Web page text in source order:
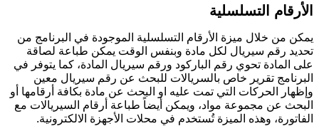
الأرقام التسلسلية
يمكن من خلال ميزة الأرقام التسلسلية الموجودة في البرنامج من
تحديد رقم سيريال لكل مادة وبنفس الوقت يمكن طباعة لصاقة
على المادة تحوي رقم الباركود ورقم سيريال المادة، كما يتوفر في
البرنامج تقرير خاص بالسريالات للبحث عن رقم سيريال معين
وإظهار الحركات التي تمت عليه او البحث عن مادة بكافة أرقامها أو
البحث عن مجموعة مواد، ويمكن أيضاً طباعة أرقام السيريالات مع
الفاتورة، وهذه الميزة تُستخدم في محلات الأجهزة الالكترونية.